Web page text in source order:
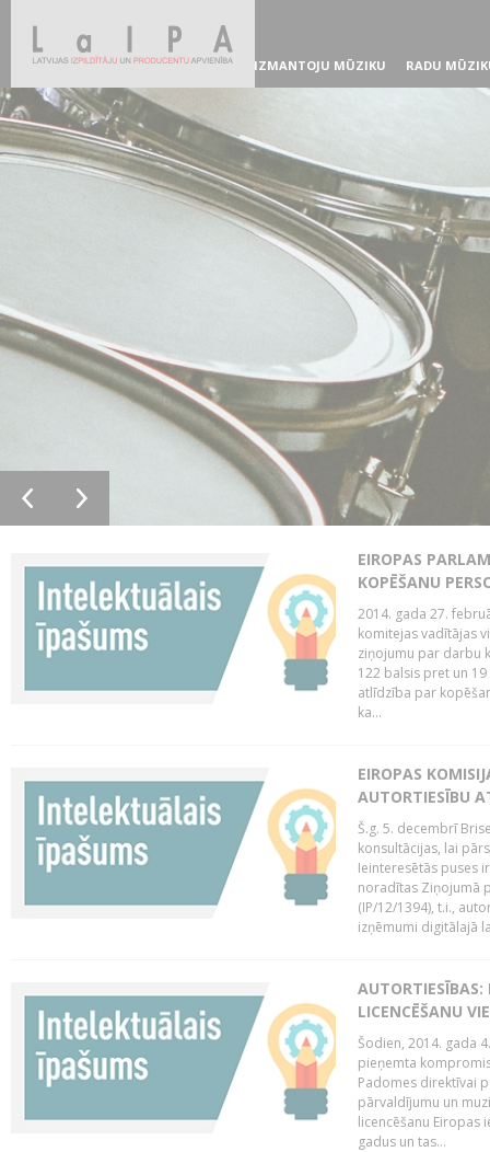
IZMANTOJU MŪZIKU RADU
EIROPAS
KOPĒŠANU
2014. gada 27.
komitejas vadītājas
ziņojumu par darbu
122 balsis pret un
atlīdzība par
ka...
EIROPAS
AUTORTIESĪBU
Š.g. 5. decembrī
konsultācijas, lai
Ieinteresētās puses
noradītas Ziņojumā
(IP/12/1394), t.i.,
izņēmumi digitālajā
AUTORTIESĪBAS:
LICENCĒŠANU
Šodien, 2014. gada
pieņemta
Padomes direktīvai
pārvaldījumu un
licencēšanu Eiropas
gadus un tas...